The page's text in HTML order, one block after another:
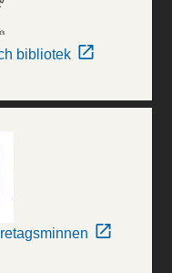
bibliotek